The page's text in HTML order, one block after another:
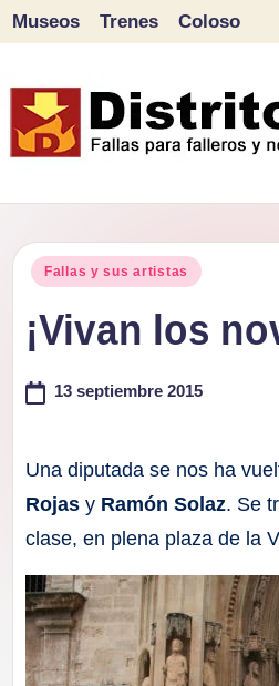
contenido
Museos Trenes Coloso
Publicado
Fallas y sus artistas
¡Vivan los
13 septiembre 2015
Una diputada se nos ha
Rojas y Ramón Solaz. Se
clase, en plena plaza de la